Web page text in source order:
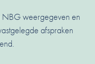
NBG weergegeven en
afspraken